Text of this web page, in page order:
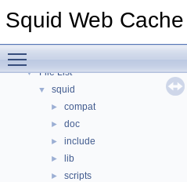
Squid Web Cache
► Namespaces
▼
▼ File List
▼ squid
► compat
► doc
► include
► lib
► scripts